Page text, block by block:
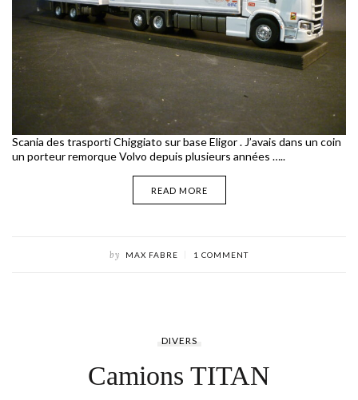
Scania des trasporti Chiggiato sur base Eligor . J’avais dans un coin
un porteur remorque Volvo depuis plusieurs années …..
READ MORE
by MAX FABRE 1 COMMENT
DIVERS
Camions TITAN